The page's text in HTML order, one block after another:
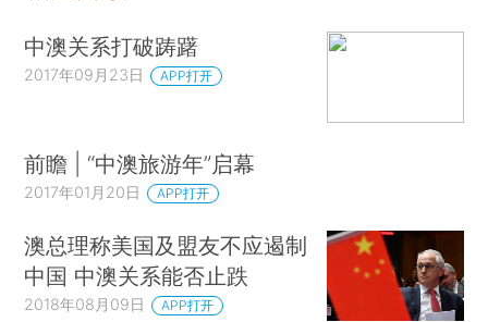
中澳关系打破踌躇
2017年09月23日 APP打开
前瞻 | “中澳旅游年”启幕
2017年01月20日 APP打开
澳总理称美国及盟友不应遏制
中国 中澳关系能否止跌
2018年08月09日 APP打开